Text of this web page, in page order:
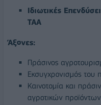
Ιδιωτικές
ΤΑΑ
Άξονες:
Πράσινος
Εκσυγχρονισμός του
Καινοτομία και
αγροτικών